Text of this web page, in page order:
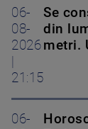
06-
08-
2026
21:15
Se
din
metri.
06-